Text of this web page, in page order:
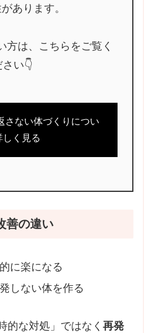
あります。
方は、こちらをご覧く
さい👇
ない体づくりについ
しく見る
善の違い
に楽になる
しない体を作る
的な対処」ではなく再発